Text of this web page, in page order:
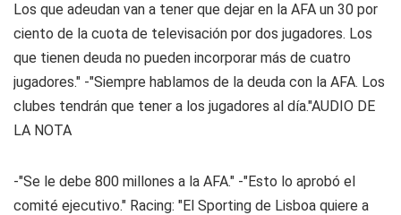
Los que adeudan van a tener que dejar en la AFA un 30 por
ciento de la cuota de televisación por dos jugadores. Los
que tienen deuda no pueden incorporar más de cuatro
jugadores." -"Siempre hablamos de la deuda con la AFA. Los
clubes tendrán que tener a los jugadores al día."AUDIO DE
LA NOTA
-"Se le debe 800 millones a la AFA." -"Esto lo aprobó el
comité ejecutivo." Racing: "El Sporting de Lisboa quiere a